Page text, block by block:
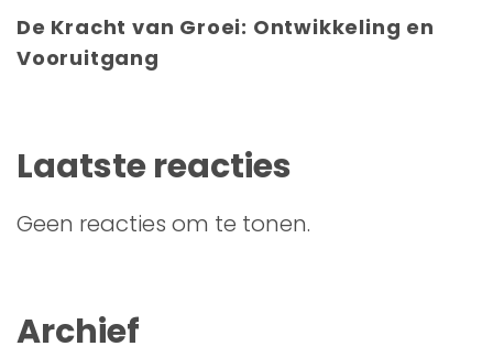
De Kracht van Groei: Ontwikkeling en
Vooruitgang
Laatste reacties
Geen reacties om te tonen.
Archief